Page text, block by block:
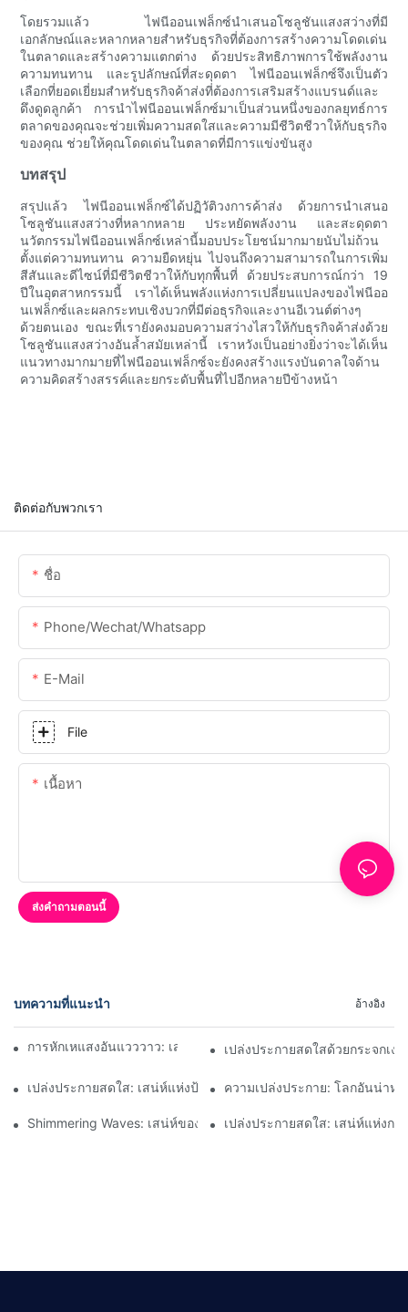
โดยรวมแล้ว ไฟนีออนเฟล็กซ์นำเสนอโซลูชันแสงสว่างที่มี
เอกลักษณ์และหลากหลายสำหรับธุรกิจที่ต้องการสร้างความโดดเด่น
ในตลาดและสร้างความแตกต่าง ด้วยประสิทธิภาพการใช้พลังงาน
ความทนทาน และรูปลักษณ์ที่สะดุดตา ไฟนีออนเฟล็กซ์จึงเป็นตัว
เลือกที่ยอดเยี่ยมสำหรับธุรกิจค้าส่งที่ต้องการเสริมสร้างแบรนด์และ
ดึงดูดลูกค้า การนำไฟนีออนเฟล็กซ์มาเป็นส่วนหนึ่งของกลยุทธ์การ
ตลาดของคุณจะช่วยเพิ่มความสดใสและความมีชีวิตชีวาให้กับธุรกิจ
ของคุณ ช่วยให้คุณโดดเด่นในตลาดที่มีการแข่งขันสูง
บทสรุป
สรุปแล้ว ไฟนีออนเฟล็กซ์ได้ปฏิวัติวงการค้าส่ง ด้วยการนำเสนอ
โซลูชันแสงสว่างที่หลากหลาย ประหยัดพลังงาน และสะดุดตา
นวัตกรรมไฟนีออนเฟล็กซ์เหล่านี้มอบประโยชน์มากมายนับไม่ถ้วน
ตั้งแต่ความทนทาน ความยืดหยุ่น ไปจนถึงความสามารถในการเพิ่ม
สีสันและดีไซน์ที่มีชีวิตชีวาให้กับทุกพื้นที่ ด้วยประสบการณ์กว่า 19
ปีในอุตสาหกรรมนี้ เราได้เห็นพลังแห่งการเปลี่ยนแปลงของไฟนีออ
นเฟล็กซ์และผลกระทบเชิงบวกที่มีต่อธุรกิจและงานอีเวนต์ต่างๆ
ด้วยตนเอง ขณะที่เรายังคงมอบความสว่างไสวให้กับธุรกิจค้าส่งด้วย
โซลูชันแสงสว่างอันล้ำสมัยเหล่านี้ เราหวังเป็นอย่างยิ่งว่าจะได้เห็น
แนวทางมากมายที่ไฟนีออนเฟล็กซ์จะยังคงสร้างแรงบันดาลใจด้าน
ความคิดสร้างสรรค์และยกระดับพื้นที่ไปอีกหลายปีข้างหน้า
ติดต่อกับพวกเรา
ชื่อ
Phone/Wechat/Whatsapp
E-Mail
File
เนื้อหา
ส่งคำถามตอนนี้
บทความที่แนะนำ อ้างอิง
การหักเหแสงอันแวววาว: เสน่ห์ของกระจกนีออนแบบคลื่น
เปล่งประกายสดใสด้วยกระจกเง
เปล่งประกายสดใส: เสน่ห์แห่งป้ายนีออนกระจกความเปล่งประกาย: โลกอันน่า
Shimmering Waves: เสน่ห์ของกระจกนีออนแบบคลื่น
เปล่งประกายสดใส: เสน่ห์แห่งกร